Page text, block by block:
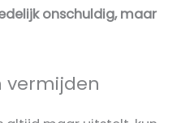
onschuldig, maar
vermijden